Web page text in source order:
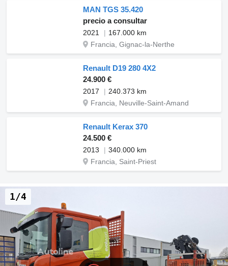
MAN TGS 35.420
precio a consultar
2021
167.000 km
Francia, Gignac-la-Nerthe
Renault D19 280 4X2
24.900 €
2017
240.373 km
Francia, Neuville-Saint-Amand
Renault Kerax 370
24.500 €
2013
340.000 km
Francia, Saint-Priest
1/4